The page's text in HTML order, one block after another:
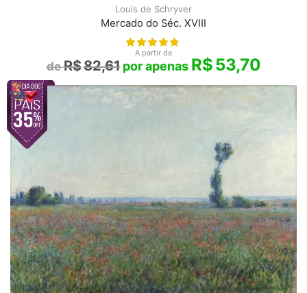
Louis de Schryver
Mercado do Séc. XVIII
A partir de
R$82,61 R$53,70